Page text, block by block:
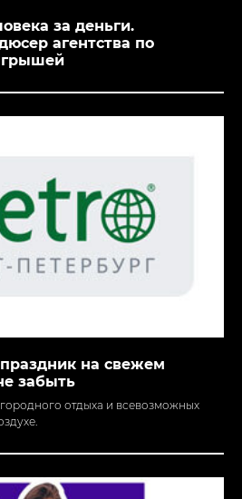
за деньги.
агентства по
на свежем
забыть
отдыха и всевозможных